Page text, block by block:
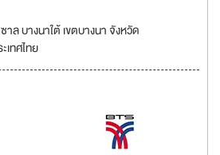
ล บางนาใต้ เขตบางนา จังหวัด
เทศไทย